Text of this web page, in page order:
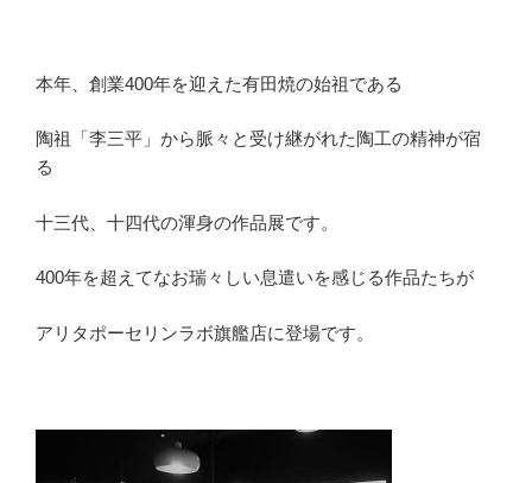
本年、創業400年を迎えた有田焼の始祖である
陶祖「李三平」から脈々と受け継がれた陶工の精神が宿
る
十三代、十四代の渾身の作品展です。
400年を超えてなお瑞々しい息遣いを感じる作品たちが
アリタポーセリンラボ旗艦店に登場です。